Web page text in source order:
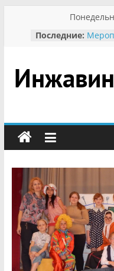
содержимому
Последние:
В
сельский
портал